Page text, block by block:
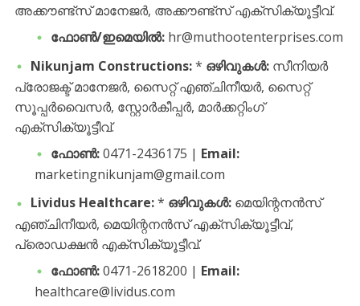
അക്കൗണ്ട്സ് മാനേജർ, അക്കൗണ്ട്സ് എക്സിക്യൂട്ടീവ്.
ഫോൺ/ഇമെയിൽ:hr@muthootenterprises.com
Nikunjam Constructions:* ഒഴിവുകൾ:സീനിയർ
പ്രോജക്ട് മാനേജർ, സൈറ്റ് എഞ്ചിനീയർ, സൈറ്റ്
സൂപ്പർവൈസർ, സ്റ്റോർകീപ്പർ, മാർക്കറ്റിംഗ്
എക്സിക്യൂട്ടീവ്.
ഫോൺ:0471-2436175 | Email:
marketingnikunjam@gmail.com
Lividus Healthcare:* ഒഴിവുകൾ:മെയിന്റനൻസ്
എഞ്ചിനീയർ, മെയിന്റനൻസ് എക്സിക്യൂട്ടീവ്,
പ്രൊഡക്ഷൻ എക്സിക്യൂട്ടീവ്.
ഫോൺ:0471-2618200 | Email:
healthcare@lividus.com